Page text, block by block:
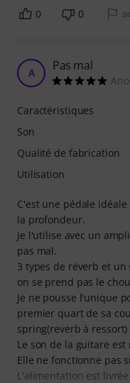
0 0
A Pas mal
C'est une pédale
la profondeur.
je l'utilise avec un
pas mal.
3 types de réverb et
on se prend pas le
Je ne pousse l'unique
premier quart de sa
spring(reverb à
Le son de la guitare est
Elle ne fonctionne pas
L'alimentation est livrée
Caractéristiques
Son
Qualité de fabrication
Utilisation